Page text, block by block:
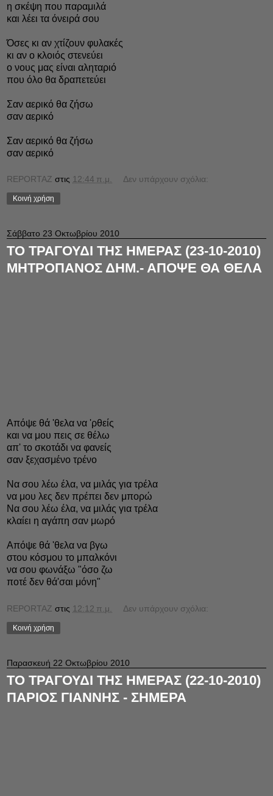
η σκέψη που παραμιλά
και λέει τα όνειρά σου
Όσες κι αν χτίζουν φυλακές
κι αν ο κλοιός στενεύει
ο νους μας είναι αληταριό
που όλο θα δραπετεύει
Σαν αερικό θα ζήσω
σαν αερικό
Σαν αερικό θα ζήσω
σαν αερικό
REPORTAZ στις 12:44 π.μ. Δεν υπάρχουν σχόλια:
Κοινή χρήση
Σάββατο 23 Οκτωβρίου 2010
TO ΤΡΑΓΟΥΔΙ ΤΗΣ ΗΜΕΡΑΣ (23-10-2010)
ΜΗΤΡΟΠΑΝΟΣ ΔΗΜ.- ΑΠΟΨΕ ΘΑ ΘΕΛΑ
Απόψε θά 'θελα να 'ρθείς
και να μου πεις σε θέλω
απ' το σκοτάδι να φανείς
σαν ξεχασμένο τρένο
Να σου λέω έλα, να μιλάς για τρέλα
να μου λες δεν πρέπει δεν μπορώ
Να σου λέω έλα, να μιλάς για τρέλα
κλαίει η αγάπη σαν μωρό
Απόψε θά 'θελα να βγω
στου κόσμου το μπαλκόνι
να σου φωνάξω "όσο ζω
ποτέ δεν θά'σαι μόνη"
REPORTAZ στις 12:12 π.μ. Δεν υπάρχουν σχόλια:
Κοινή χρήση
Παρασκευή 22 Οκτωβρίου 2010
ΤΟ ΤΡΑΓΟΥΔΙ ΤΗΣ ΗΜΕΡΑΣ (22-10-2010)
ΠΑΡΙΟΣ ΓΙΑΝΝΗΣ - ΣΗΜΕΡΑ